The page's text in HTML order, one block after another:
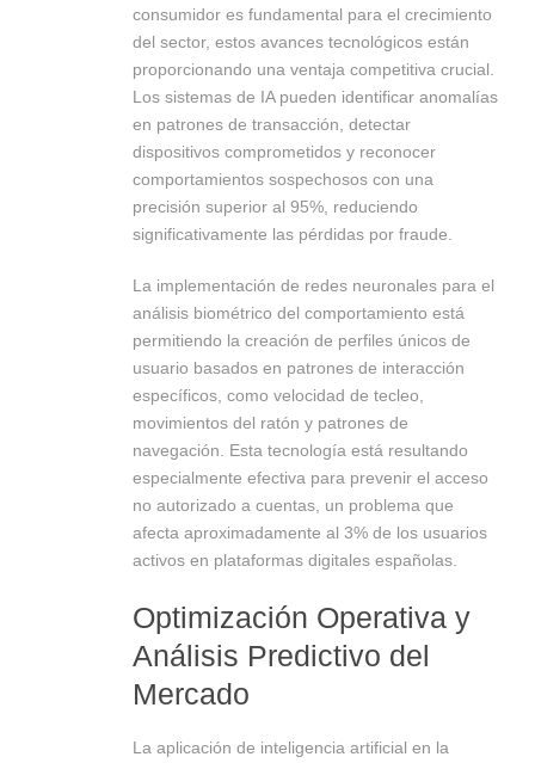
consumidor es fundamental para el crecimiento
del sector, estos avances tecnológicos están
proporcionando una ventaja competitiva crucial.
Los sistemas de IA pueden identificar anomalías
en patrones de transacción, detectar
dispositivos comprometidos y reconocer
comportamientos sospechosos con una
precisión superior al 95%, reduciendo
significativamente las pérdidas por fraude.
La implementación de redes neuronales para el
análisis biométrico del comportamiento está
permitiendo la creación de perfiles únicos de
usuario basados en patrones de interacción
específicos, como velocidad de tecleo,
movimientos del ratón y patrones de
navegación. Esta tecnología está resultando
especialmente efectiva para prevenir el acceso
no autorizado a cuentas, un problema que
afecta aproximadamente al 3% de los usuarios
activos en plataformas digitales españolas.
Optimización Operativa y
Análisis Predictivo del
Mercado
La aplicación de inteligencia artificial en la